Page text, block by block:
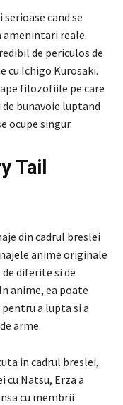
cand se
amenintari reale.
de periculos de
cu Ichigo Kurosaki.
filozofiile pe care
bunavoie luptand
ocupe singur.
Tail
din cadrul breslei
anime originale
diferite si de
anime, ea poate
a lupta si a
arme.
in cadrul breslei,
cu Natsu, Erza a
cu membrii